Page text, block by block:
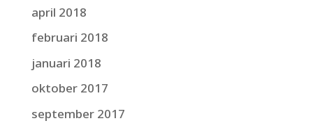
april 2018
februari 2018
januari 2018
oktober 2017
september 2017